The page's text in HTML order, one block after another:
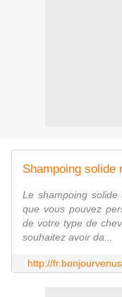
Shampoing solide
Le shampoing
que vous pouvez
de votre type de
souhaitez avoir da...
http://